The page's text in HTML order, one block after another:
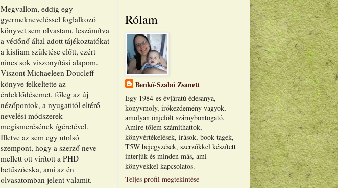
Megvallom, eddig egy
gyermekneveléssel foglalkozó
könyvet sem olvastam, leszámítva
a védőnő által adott tájékoztatókat
a kisfiam születése előtt, ezért
nincs sok viszonyítási alapom.
Viszont Michaeleen Doucleff
könyve felkeltette az
érdeklődésemet, főleg az új
nézőpontok, a nyugatitól eltérő
nevelési módszerek
megismerésének ígéretével.
Illetve az sem egy utolsó
szempont, hogy a szerző neve
mellett ott virított a PHD
betűszócska, ami az én
olvasatomban jelent valamit.
Rólam
Benkő-Szabó Zsanett
Egy 1984-es évjáratú édesanya,
könyvmoly, írókezdemény vagyok,
amolyan önjelölt szárnybontogató.
Amire tőlem számíthattok,
könyvértékelések, írások, book tagek,
T5W bejegyzések, szerzőkkel készített
interjúk és minden más, ami
könyvekkel kapcsolatos.
Teljes profil megtekintése